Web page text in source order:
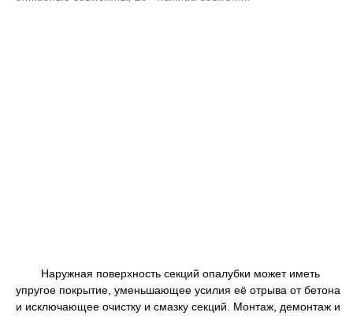
Наружная поверхность секций опалубки может иметь
упругое покрытие, уменьшающее усилия её отрыва от бетона
и исключающее очистку и смазку секций. Монтаж, демонтаж и